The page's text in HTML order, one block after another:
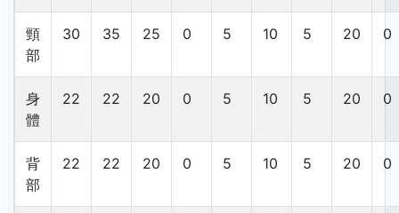
頸
部
30 35 25 0 5 10 5 20 0
身
體
22 22 20 0 5 10 5 20 0
背
部
22 22 20 0 5 10 5 20 0